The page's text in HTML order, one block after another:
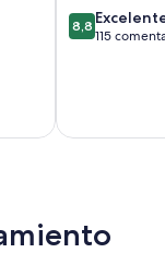
8.8
sobre
8,8
115